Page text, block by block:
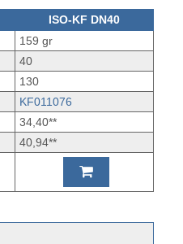
ISO-KF DN40
159 gr
40
130
KF011076
34,40**
40,94**